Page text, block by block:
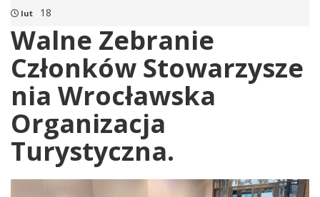
lut 18
Walne Zebranie
Członków Stowarzysze
nia Wrocławska
Organizacja
Turystyczna.